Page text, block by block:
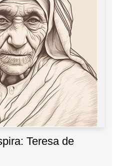
Teresa de